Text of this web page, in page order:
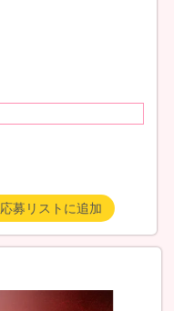
応募リストに追加